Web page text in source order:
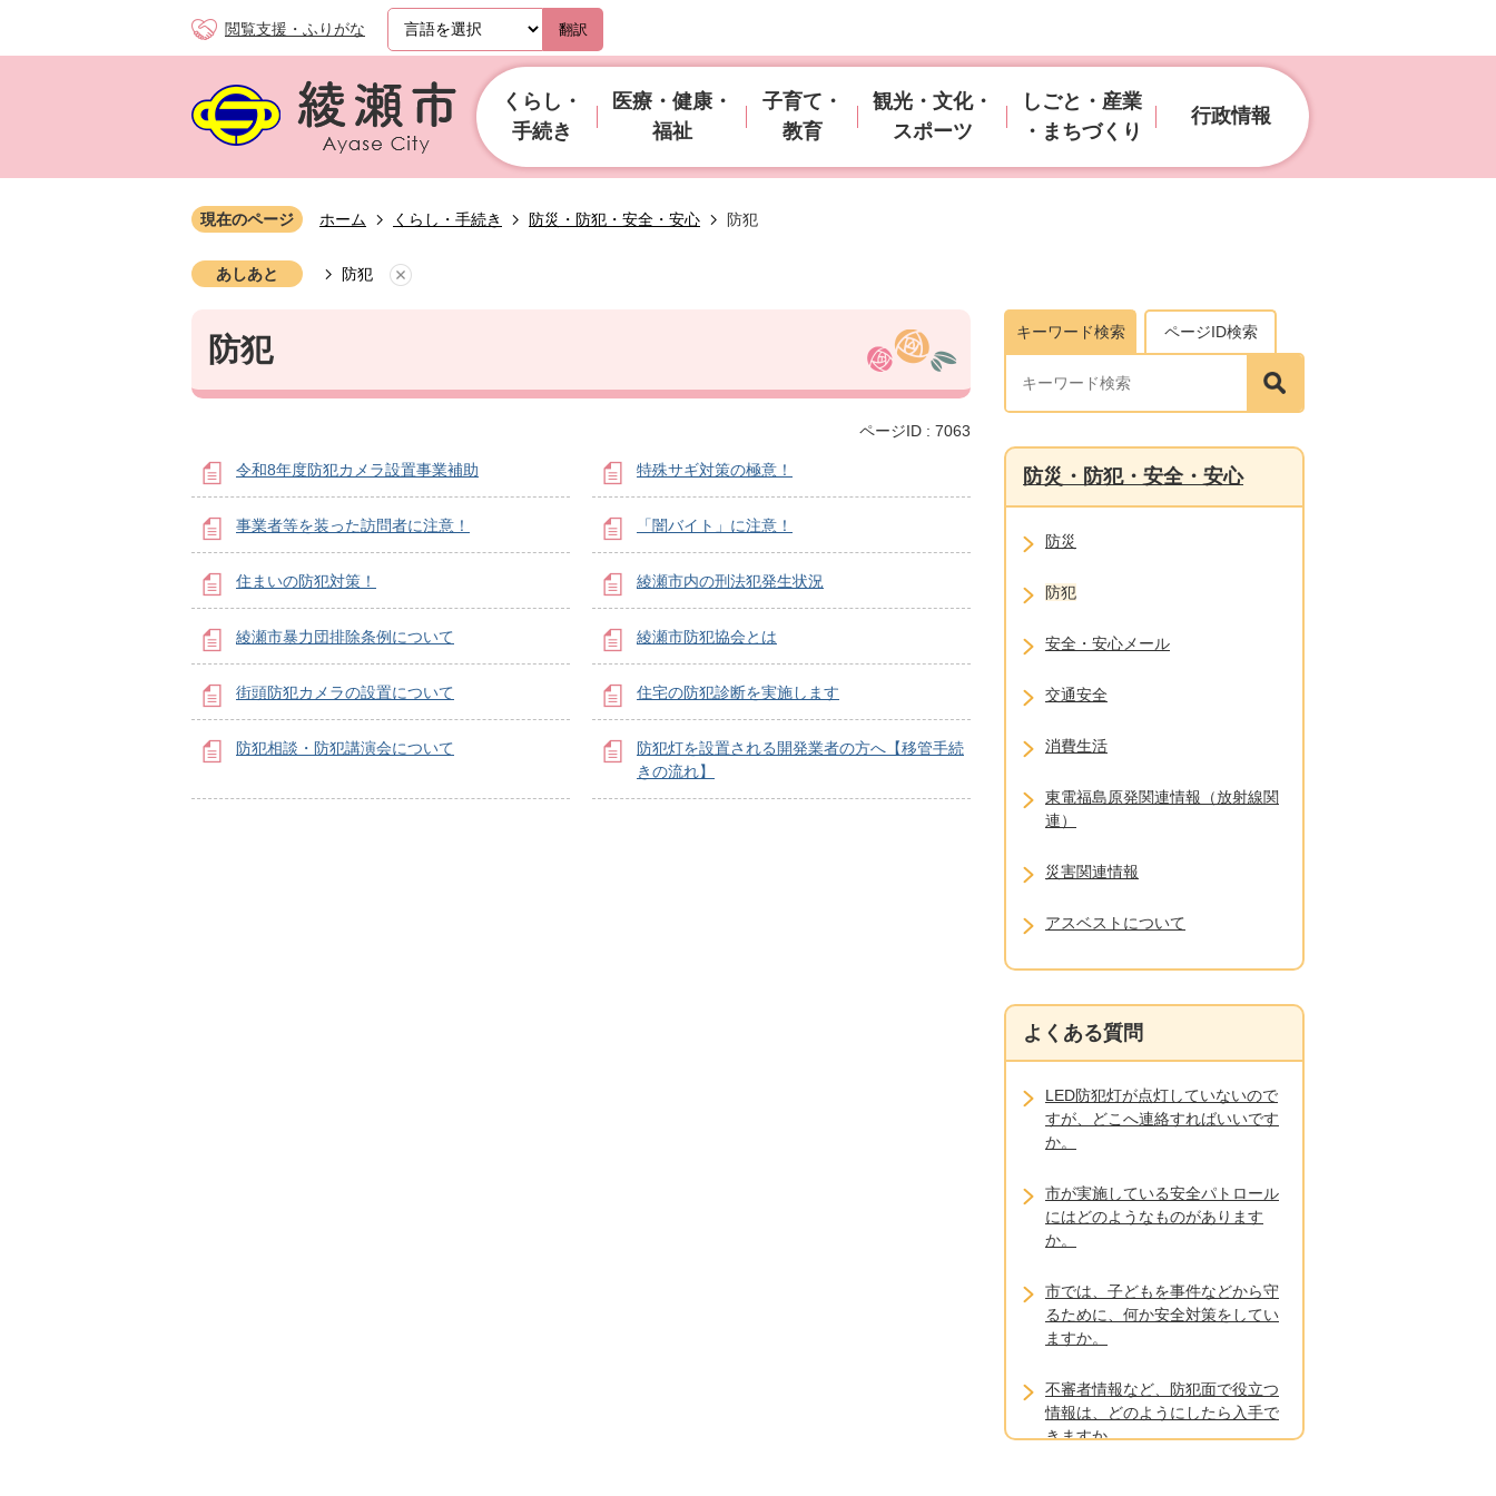
閲覧支援・ふりがな 翻訳
くらし・
手続き
医療・健康・
福祉
子育て・
教育
観光・文化・
スポーツ
しごと・産業
・まちづくり
行政情報
現在のページ ホーム くらし・手続き 防災・防犯・安全・安心 防犯
あしあと 防犯
防犯
ページID : 7063
令和8年度防犯カメラ設置事業補助 特殊サギ対策の極意！
事業者等を装った訪問者に注意！ 「闇バイト」に注意！
住まいの防犯対策！ 綾瀬市内の刑法犯発生状況
綾瀬市暴力団排除条例について 綾瀬市防犯協会とは
街頭防犯カメラの設置について 住宅の防犯診断を実施します
防犯相談・防犯講演会について
防犯灯を設置される開発業者の方へ【移管手続
きの流れ】
キーワード検索 ページID検索
防災・防犯・安全・安心
防災
防犯
安全・安心メール
交通安全
消費生活
東電福島原発関連情報（放射線関
連）
災害関連情報
アスベストについて
よくある質問
LED防犯灯が点灯していないので
すが、どこへ連絡すればいいです
か。
市が実施している安全パトロール
にはどのようなものがあります
か。
市では、子どもを事件などから守
るために、何か安全対策をしてい
ますか。
不審者情報など、防犯面で役立つ
情報は、どのようにしたら入手で
きますか。